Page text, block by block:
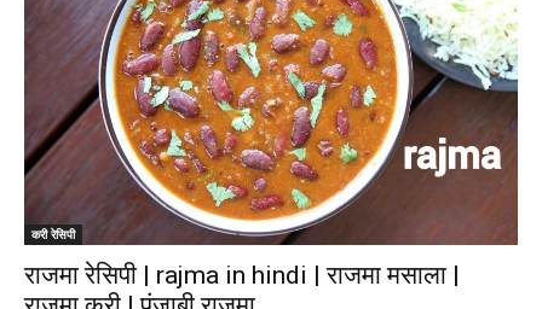
करी रेसिपी
राजमा रेसिपी | rajma in hindi | राजमा मसाला |